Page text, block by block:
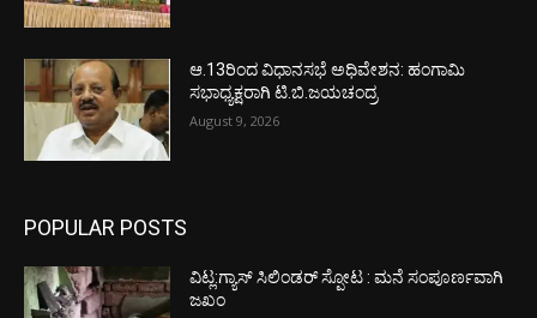
ಆ.13ರಿಂದ ವಿಧಾನಸಭೆ ಅಧಿವೇಶನ: ಹಂಗಾಮಿ
ಸಭಾಧ್ಯಕ್ಷರಾಗಿ ಟಿ.ಬಿ.ಜಯಚಂದ್ರ
August 9, 2026
POPULAR POSTS
ವಿಟ್ಲ:ಗ್ಯಾಸ್ ಸಿಲಿಂಡರ್ ಸ್ಪೋಟ : ಮನೆ ಸಂಪೂರ್ಣವಾಗಿ
ಜಖಂ